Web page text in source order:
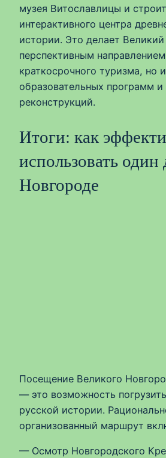
музея Витославлицы и
интерактивного центра
истории. Это делает
перспективным
краткосрочного туризма, но
образовательных программ и
реконструкций.
Итоги: как
использовать один
Новгороде
Посещение Великого
— это возможность
русской истории.
организованный маршрут
— Осмотр Новгородского